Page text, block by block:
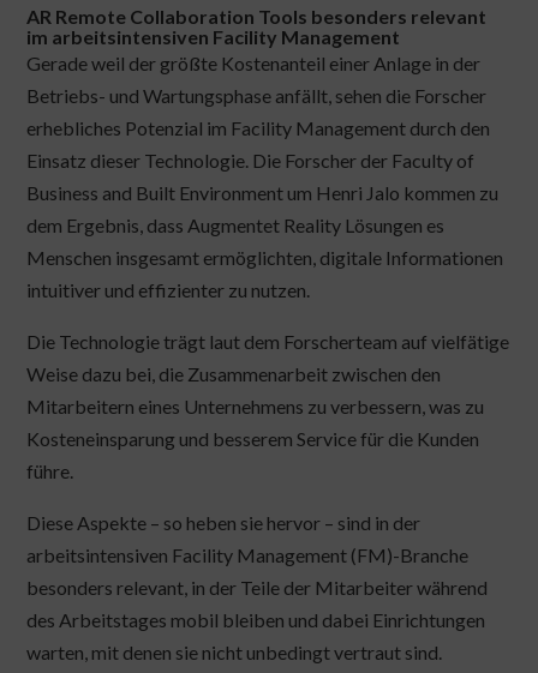
AR Remote Collaboration Tools besonders relevant
im arbeitsintensiven Facility Management
Gerade weil der größte Kostenanteil einer Anlage in der
Betriebs- und Wartungsphase anfällt, sehen die Forscher
erhebliches Potenzial im Facility Management durch den
Einsatz dieser Technologie. Die Forscher der Faculty of
Business and Built Environment um Henri Jalo kommen zu
dem Ergebnis, dass Augmentet Reality Lösungen es
Menschen insgesamt ermöglichten, digitale Informationen
intuitiver und effizienter zu nutzen.
Die Technologie trägt laut dem Forscherteam auf vielfätige
Weise dazu bei, die Zusammenarbeit zwischen den
Mitarbeitern eines Unternehmens zu verbessern, was zu
Kosteneinsparung und besserem Service für die Kunden
führe.
Diese Aspekte – so heben sie hervor – sind in der
arbeitsintensiven Facility Management (FM)-Branche
besonders relevant, in der Teile der Mitarbeiter während
des Arbeitstages mobil bleiben und dabei Einrichtungen
warten, mit denen sie nicht unbedingt vertraut sind.